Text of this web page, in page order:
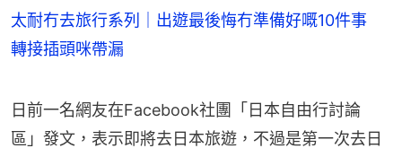
太耐冇去旅行系列｜出遊最後悔冇準備好嘅10件事
轉接插頭咪帶漏
日前一名網友在Facebook社團「日本自由行討論
區」發文，表示即將去日本旅遊，不過是第一次去日